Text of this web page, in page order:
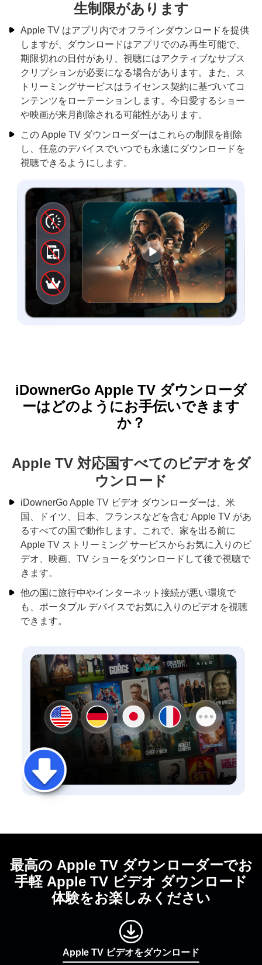
生制限があります
Apple TV はアプリ内でオフラインダウンロードを提供
しますが、ダウンロードはアプリでのみ再生可能で、
期限切れの日付があり、視聴にはアクティブなサブス
クリプションが必要になる場合があります。また、ス
トリーミングサービスはライセンス契約に基づいてコ
ンテンツをローテーションします。今日愛するショー
や映画が来月削除される可能性があります。
この Apple TV ダウンローダーはこれらの制限を削除
し、任意のデバイスでいつでも永遠にダウンロードを
視聴できるようにします。
iDownerGo Apple TV ダウンローダ
ーはどのようにお手伝いできます
か？
Apple TV 対応国すべてのビデオをダ
ウンロード
iDownerGo Apple TV ビデオ ダウンローダーは、米
国、ドイツ、日本、フランスなどを含む Apple TV があ
るすべての国で動作します。これで、家を出る前に
Apple TV ストリーミング サービスからお気に入りのビ
デオ、映画、TV ショーをダウンロードして後で視聴で
きます。
他の国に旅行中やインターネット接続が悪い環境で
も、ポータブル デバイスでお気に入りのビデオを視聴
できます。
最高の Apple TV ダウンローダーでお
手軽 Apple TV ビデオ ダウンロード
体験をお楽しみください
Apple TV ビデオをダウンロード